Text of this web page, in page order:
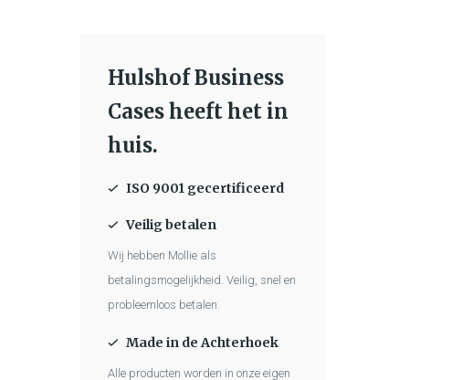
Hulshof Business
Cases heeft het in
huis.
ISO 9001 gecertificeerd
Veilig betalen
Wij hebben Mollie als
betalingsmogelijkheid. Veilig, snel en
probleemloos betalen.
Made in de Achterhoek
Alle producten worden in onze eigen